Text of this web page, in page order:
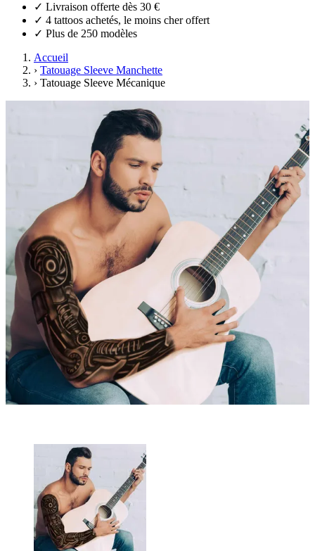
✓ Livraison offerte dès 30 €
✓ 4 tattoos achetés, le moins cher offert
✓ Plus de 250 modèles
Accueil
› Tatouage Sleeve Manchette
› Tatouage Sleeve Mécanique